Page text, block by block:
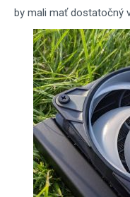
by mali mať dostatočný